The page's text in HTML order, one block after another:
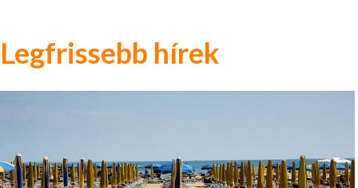
Legfrissebb hírek